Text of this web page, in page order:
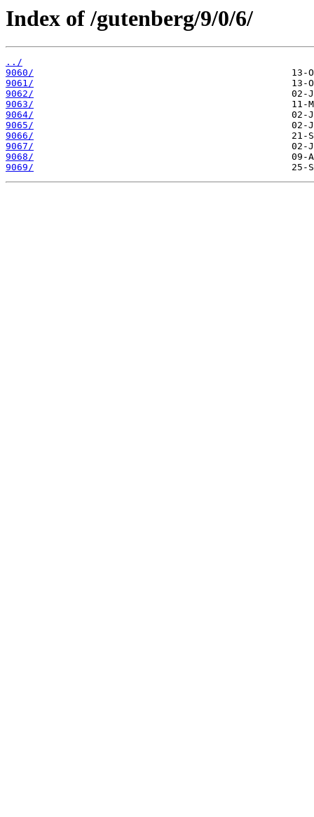
Index of /gutenberg/9/0/6/
../
9060/
9061/
9062/
9063/
9064/
9065/
9066/
9067/
9068/
9069/